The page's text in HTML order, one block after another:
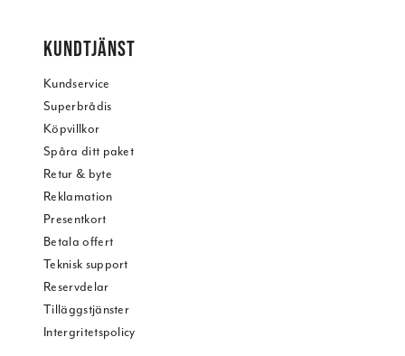
KUNDTJÄNST
Kundservice
Superbrådis
Köpvillkor
Spåra ditt paket
Retur & byte
Reklamation
Presentkort
Betala offert
Teknisk support
Reservdelar
Tilläggstjänster
Intergritetspolicy